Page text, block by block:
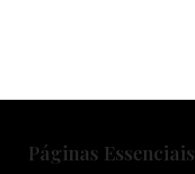
Páginas Essenciais